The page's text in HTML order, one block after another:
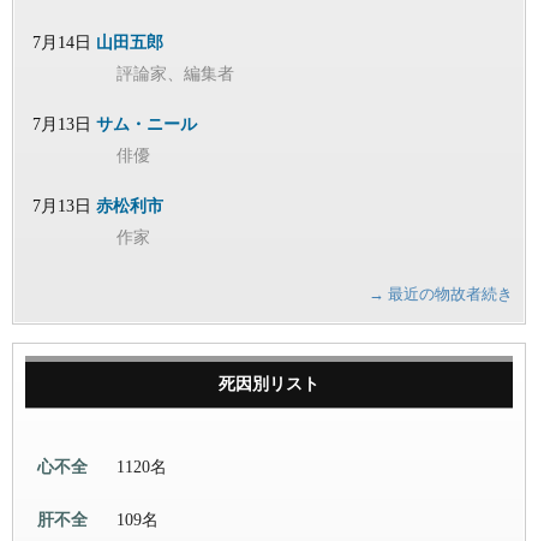
7月14日 山田五郎
評論家、編集者
7月13日 サム・ニール
俳優
7月13日 赤松利市
作家
→ 最近の物故者続き
死因別リスト
心不全 1120名
肝不全 109名